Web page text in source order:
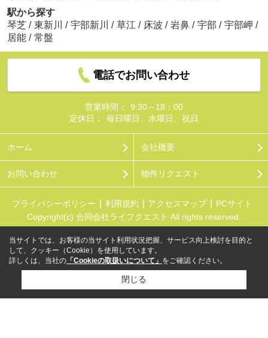
駅から探す
琴芝 / 東新川 / 宇部新川 / 草江 / 床波 / 岩鼻 / 宇部 / 宇部岬 /
居能 / 常盤
電話でお問い合わせ
営業時間：
9:30～18：00
定休日：
毎日曜日、水曜日、祝日
ホーム 会社概要
お問い合わせ 物件リクエスト
プライバシーポリシー 利用規約 アクセスマップ
PCサイト
Copyright(c) 合同会社ライフクエスト All rights reserved.
当サイトでは、お客様の当サイト利用状況把握、サービス向上検討を目的と
して、クッキー（Cookie）を使用しています。
詳しくは、当社の 「Cookieの取扱いについて」 をご確認ください。
閉じる